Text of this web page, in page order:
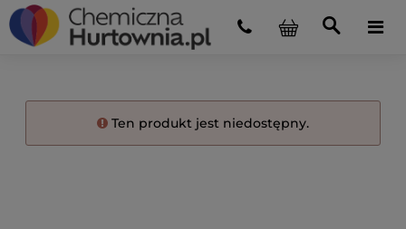
Ten produkt jest niedostępny.